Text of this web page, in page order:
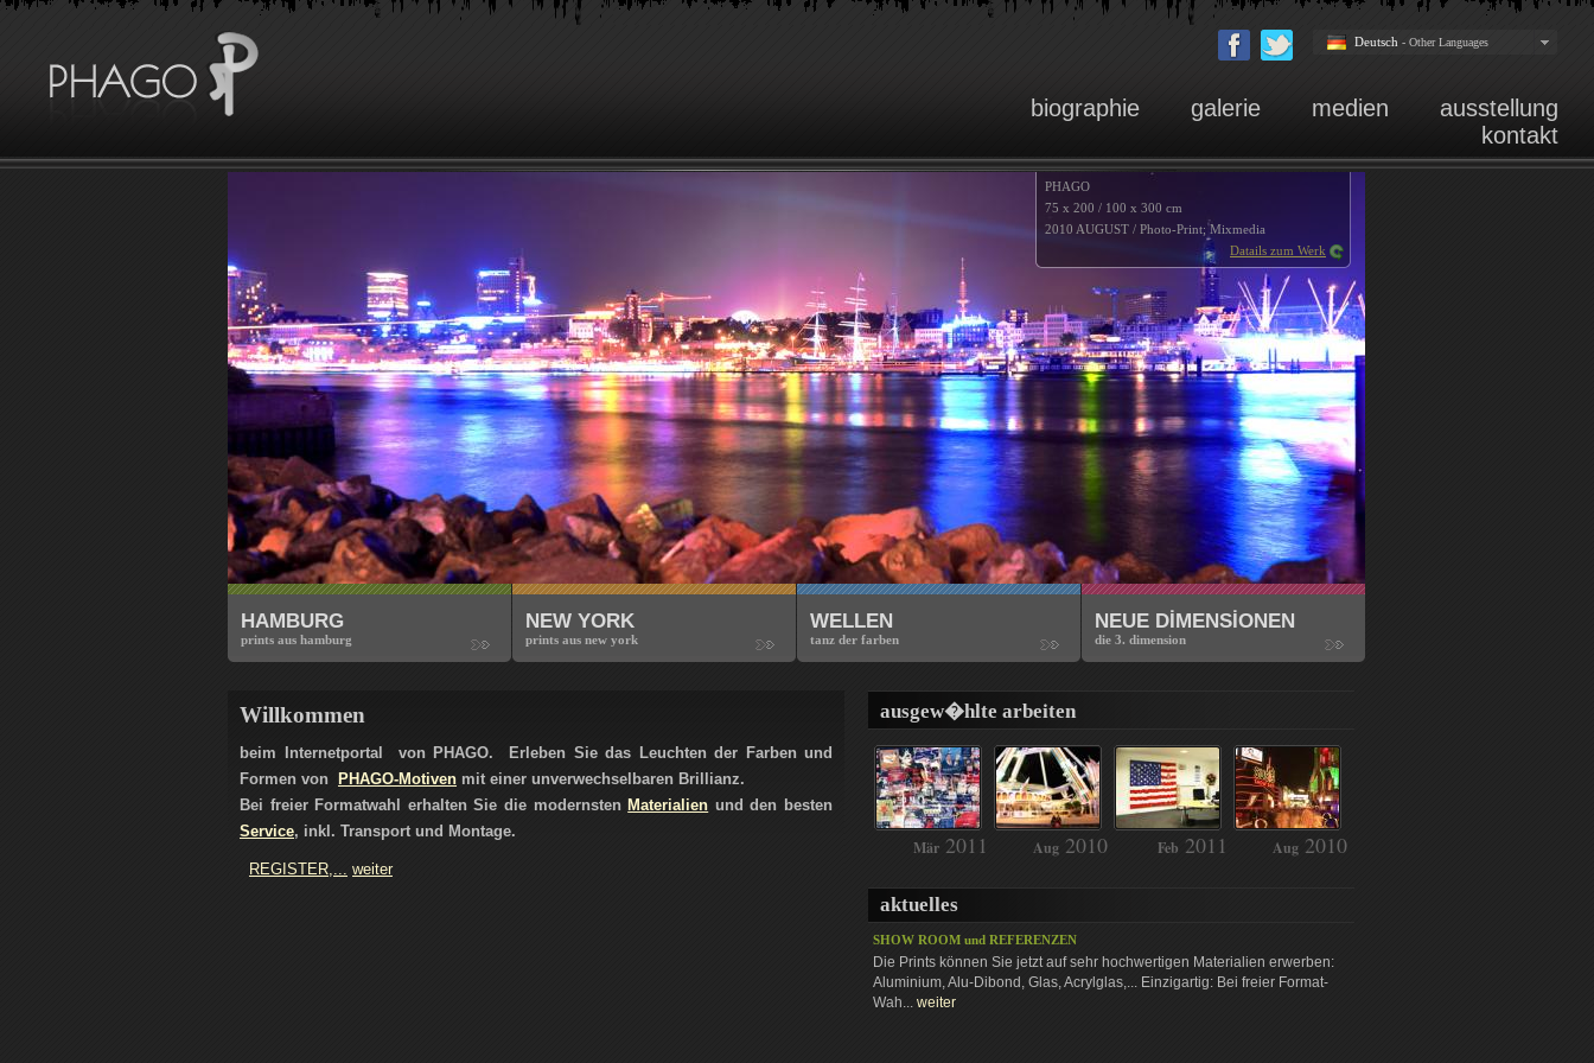
Deutsch - Other Languages
biographie galerie medien
ausstellung
kontakt
PHAGO
75 x 200 / 100 x 300 cm
2010 AUGUST / Photo-Print; Mixmedia
Datails zum Werk
HAMBURG
prints aus hamburg
NEW YORK
prints aus new york
WELLEN
tanz der farben
NEUE DİMENSİONEN
die 3. dimension
ausgew�hlte arbeiten
Mär 2011 Aug 2010 Feb 2011 Aug 2010
aktuelles
SHOW ROOM und REFERENZEN
Die Prints können Sie jetzt auf sehr hochwertigen Materialien erwerben:
Aluminium, Alu-Dibond, Glas, Acrylglas,... Einzigartig: Bei freier Format-
Wah... weiter
Willkommen
beim Internetportal von PHAGO. Erleben Sie das Leuchten der Farben und
Formen von
PHAGO-Motiven mit einer unverwechselbaren Brillianz.
Bei freier Formatwahl erhalten Sie die modernsten Materialien und den besten
Service, inkl. Transport und Montage.
REGISTER,... weiter